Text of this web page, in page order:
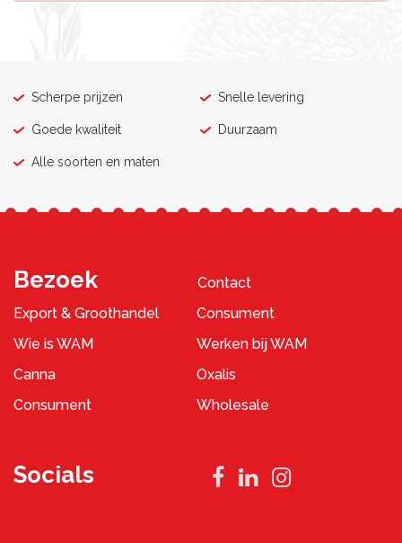
Scherpe prijzen Snelle levering
Goede kwaliteit Duurzaam
Alle soorten en maten
Bezoek
Contact
Export & Groothandel
Consument
Wie is WAM
Werken bij WAM
Canna
Oxalis
Consument
Wholesale
Socials